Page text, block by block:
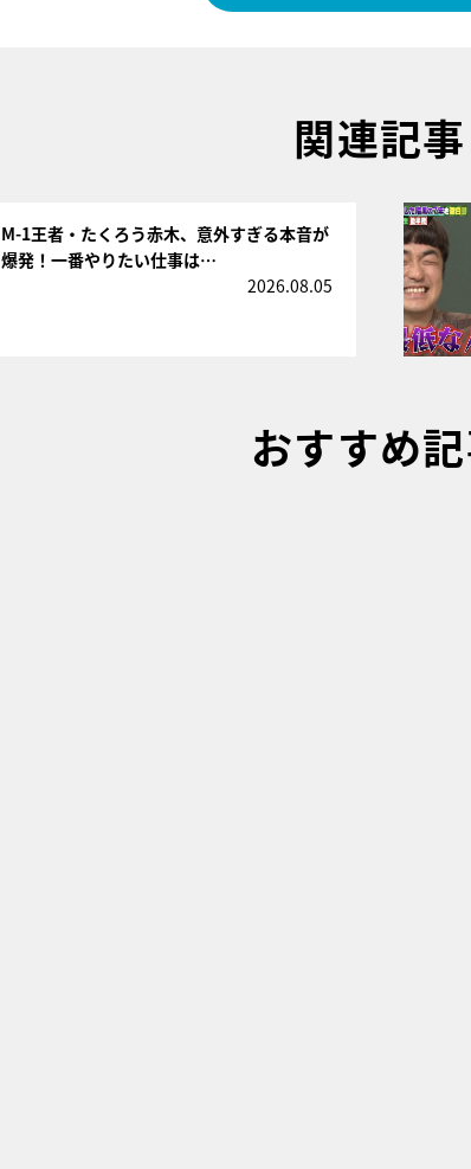
関連記事
M-1王者・たくろう赤木、意外すぎる本音が
爆発！一番やりたい仕事は…
2026.08.05
おすすめ